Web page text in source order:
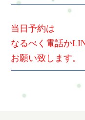
当日予約は
なるべく電話か
お願い致します。